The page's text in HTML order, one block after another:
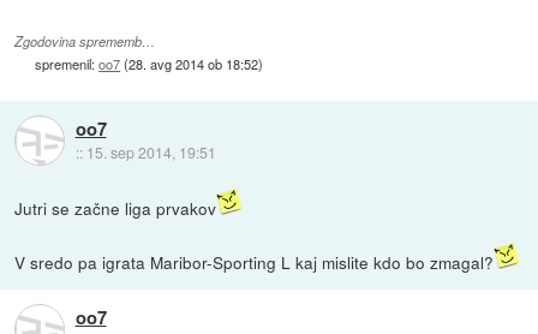
Zgodovina sprememb…
spremenil:oo7(28. avg 2014 ob 18:52)
oo7
:: 15. sep 2014, 19:51
Jutri se začne liga prvakov
V sredo pa igrata Maribor-Sporting L kaj mislite kdo bo zmagal?
oo7